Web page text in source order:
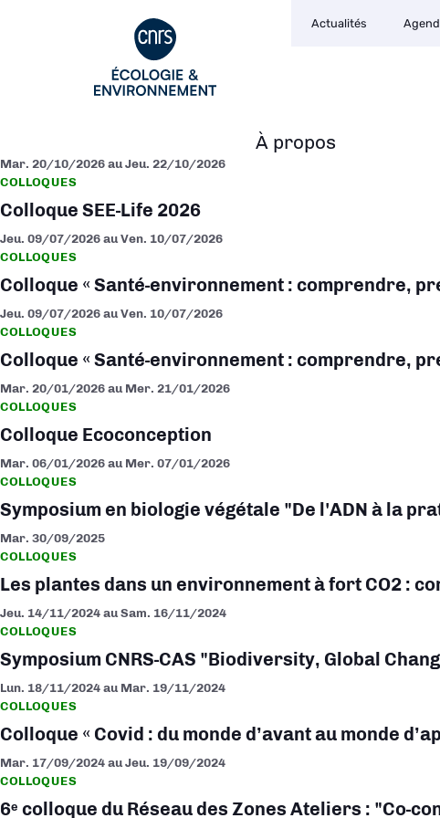
Navigation
À propos
secondaire
Actualités
Mar. 20/10/2026auJeu. 22/10/2026
COLLOQUES
Colloque SEE-Life 2026
Jeu. 09/07/2026auVen. 10/07/2026
COLLOQUES
Colloque « Santé-environnement : comprendre,
Jeu. 09/07/2026auVen. 10/07/2026
COLLOQUES
Colloque « Santé-environnement : comprendre,
Mar. 20/01/2026au Mer. 21/01/2026
COLLOQUES
Colloque Ecoconception
Mar. 06/01/2026au Mer. 07/01/2026
COLLOQUES
Symposium en biologie végétale "De l'ADN à la
Mar. 30/09/2025
COLLOQUES
Les plantes dans un environnement à fort CO2 :
Jeu. 14/11/2024auSam. 16/11/2024
COLLOQUES
Symposium CNRS-CAS "Biodiversity, Global
Lun. 18/11/2024au Mar. 19/11/2024
COLLOQUES
Colloque « Covid : du monde d’avant au monde
Mar. 17/09/2024auJeu. 19/09/2024
COLLOQUES
6ᵉ colloque du Réseau des Zones Ateliers : "Co-